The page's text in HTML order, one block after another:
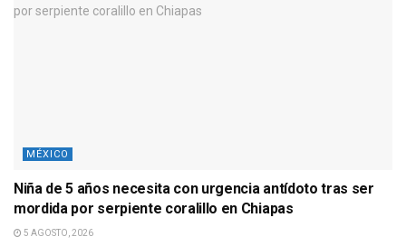
MÉXICO
Niña de 5 años necesita con urgencia antídoto tras ser
mordida por serpiente coralillo en Chiapas
5 AGOSTO, 2026